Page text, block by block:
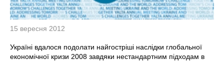
15 вересня 2012
Україні вдалося подолати найгостріші наслідки глобальної
економічної кризи 2008 завдяки нестандартним підходам в